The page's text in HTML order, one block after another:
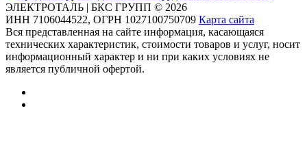
ЭЛЕКТРОТАЛЬ | БКС ГРУПП © 2026
ИНН 7106044522, ОГРН 1027100750709 Карта сайта
Вся представленная на сайте информация, касающаяся
технических характеристик, стоимости товаров и услуг, носит
информационный характер и ни при каких условиях не
является публичной офертой.